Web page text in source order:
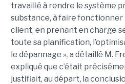
travaillé à rendre le système
substance, à faire fonctionner
client, en prenant en charge
toute sa planification,
le dépannage », a détaillé M.
expliqué que c’était
justifiait, au départ, la